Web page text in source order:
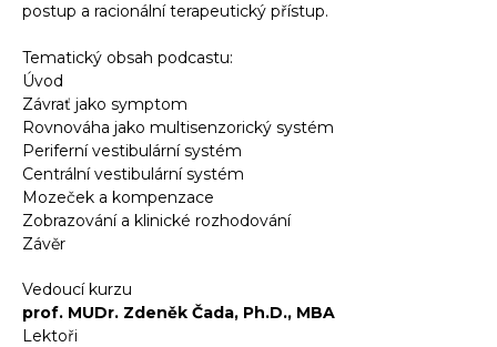
postup a racionální terapeutický přístup.
Tematický obsah podcastu:
Úvod
Závrať jako symptom
Rovnováha jako multisenzorický systém
Periferní vestibulární systém
Centrální vestibulární systém
Mozeček a kompenzace
Zobrazování a klinické rozhodování
Závěr
Vedoucí kurzu
prof. MUDr. Zdeněk Čada, Ph.D., MBA
Lektoři